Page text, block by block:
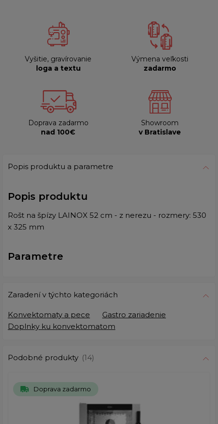
Vyšitie, gravírovanie
loga a textu
Výmena veľkosti
zadarmo
Doprava zadarmo
nad 100€
Showroom
v Bratislave
Popis produktu a parametre
Popis produktu
Rošt na špízy LAINOX 52 cm - z nerezu - rozmery: 530
x 325 mm
Parametre
Zaradení v týchto kategoriách
Konvektomaty a pece
Gastro zariadenie
Doplnky ku konvektomatom
Podobné produkty (14)
Doprava zadarmo